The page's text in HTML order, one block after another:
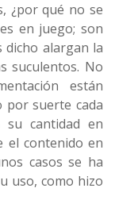
¿por qué no se
en juego; son
dicho alargan la
suculentos. No
están
por suerte cada
su cantidad en
el contenido en
casos se ha
uso, como hizo